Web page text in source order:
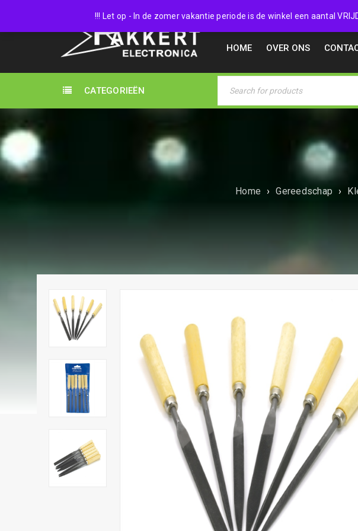
!!! Let op - In de zomer vakantie periode is de winkel een aantal
038 4532357
HOME OVER ONS
CATEGORIEËN
Home › Gereedschap ›